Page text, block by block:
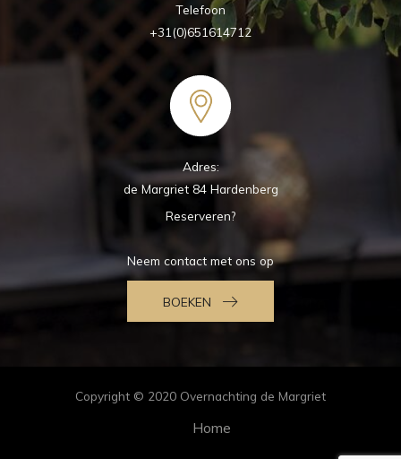
Telefoon
+31(0)651614712
Adres:
de Margriet 84 Hardenberg
Reserveren?
Neem contact met ons op
BOEKEN
Copyright © 2020 Overnachting de Margriet
Home